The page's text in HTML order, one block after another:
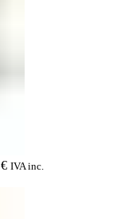
€ IVA inc.